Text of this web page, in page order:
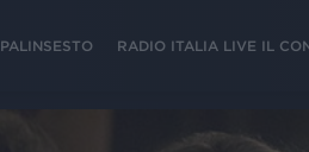
PALINSESTO RADIO ITALIA LIVE IL